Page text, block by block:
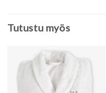
Tutustu myös